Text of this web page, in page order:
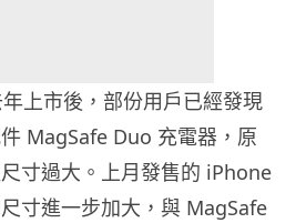
上市後，部份用戶已經發現
MagSafe Duo 充電器，原
寸過大。上月發售的 iPhone
寸進一步加大，與 MagSafe